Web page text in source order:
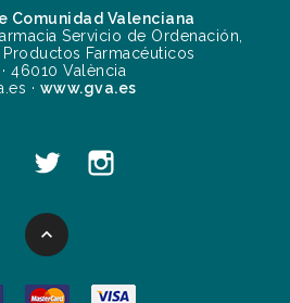
Valenciana
Servicio de Ordenación,
Farmacéuticos
46010 València
· www.gva.es
